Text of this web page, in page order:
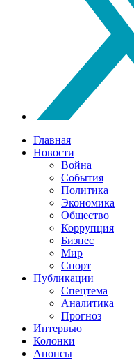
Главная
Новости
Война
События
Политика
Экономика
Общество
Коррупция
Бизнес
Мир
Спорт
Публикации
Спецтема
Аналитика
Прогноз
Интервью
Колонки
Анонсы